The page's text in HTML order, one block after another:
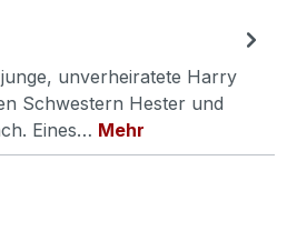
unverheiratete Harry
Schwestern Hester und
Eines… Mehr